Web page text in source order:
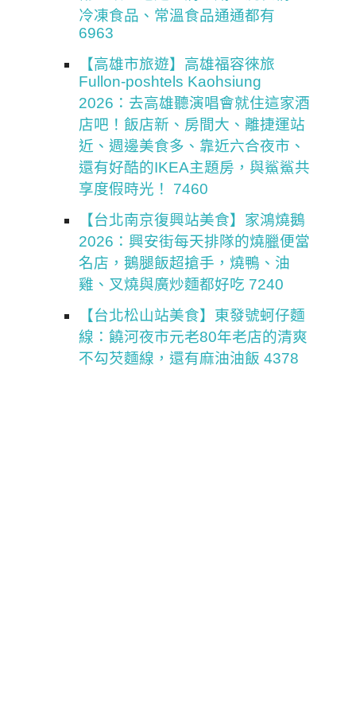
冷凍食品、常溫食品通通都有
6963
【高雄市旅遊】高雄福容徠旅
Fullon-poshtels Kaohsiung
2026：去高雄聽演唱會就住這家酒
店吧！飯店新、房間大、離捷運站
近、週邊美食多、靠近六合夜市、
還有好酷的IKEA主題房，與鯊鯊共
享度假時光！ 7460
【台北南京復興站美食】家鴻燒鵝
2026：興安街每天排隊的燒臘便當
名店，鵝腿飯超搶手，燒鴨、油
雞、叉燒與廣炒麵都好吃 7240
【台北松山站美食】東發號蚵仔麵
線：饒河夜市元老80年老店的清爽
不勾芡麵線，還有麻油油飯 4378